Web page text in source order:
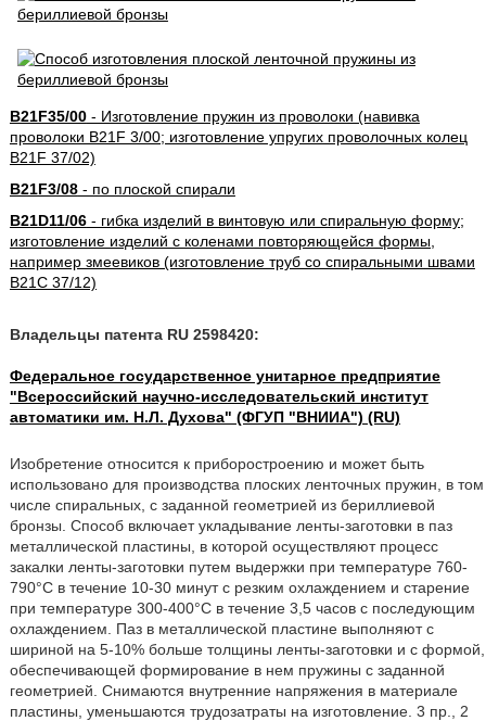
B21F35/00- Изготовление пружин из проволоки (навивка
проволоки B21F 3/00; изготовление упругих проволочных колец
B21F 37/02)
B21F3/08- по плоской спирали
B21D11/06- гибка изделий в винтовую или спиральную форму;
изготовление изделий с коленами повторяющейся формы,
например змеевиков (изготовление труб со спиральными швами
B21C 37/12)
Владельцы патента RU 2598420:
Федеральное государственное унитарное предприятие
"Всероссийский научно-исследовательский институт
автоматики им. Н.Л. Духова" (ФГУП "ВНИИА") (RU)
Изобретение относится к приборостроению и может быть
использовано для производства плоских ленточных пружин, в том
числе спиральных, с заданной геометрией из бериллиевой
бронзы. Способ включает укладывание ленты-заготовки в паз
металлической пластины, в которой осуществляют процесс
закалки ленты-заготовки путем выдержки при температуре 760-
790°С в течение 10-30 минут с резким охлаждением и старение
при температуре 300-400°С в течение 3,5 часов с последующим
охлаждением. Паз в металлической пластине выполняют с
шириной на 5-10% больше толщины ленты-заготовки и с формой,
обеспечивающей формирование в нем пружины с заданной
геометрией. Снимаются внутренние напряжения в материале
пластины, уменьшаются трудозатраты на изготовление. 3 пр., 2